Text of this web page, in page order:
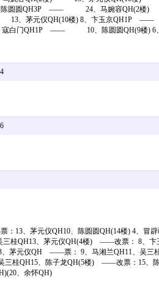
圆圆QH3P —— 24、马婉容QH(2楼)
元仪QH(10楼) 8、卞玉京QH1P ——
白门QH1P —— 10、陈圆圆QH(9楼)
13、茅元仪QH10、陈圆圆QH(14楼) 4、
桂QH13、茅元仪QH(4楼) ——改票： 8、卞
、茅元仪QH ——票： 9、马湘兰QH11、吴
桂QH15、陈子龙QH(5楼) ——改票：15、
、余怀QH)